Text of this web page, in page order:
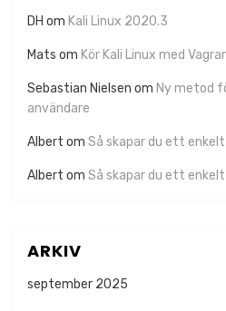
DH om Kali Linux 2020.3
Mats om Kör Kali Linux med
Sebastian Nielsen om Ny metod
användare
Albert om Så skapar du ett
Albert om Så skapar du ett
ARKIV
september 2025